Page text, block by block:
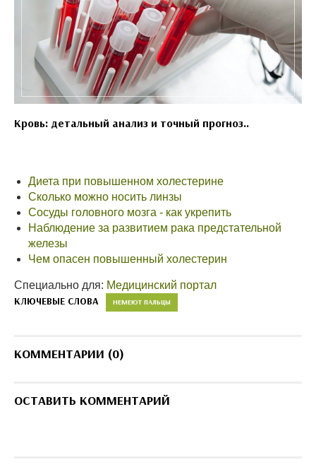
Кровь: детальный анализ и точный прогноз..
Диета при повышенном холестерине
Сколько можно носить линзы
Сосуды головного мозга - как укрепить
Наблюдение за развитием рака предстательной
железы
Чем опасен повышенный холестерин
Специально для: Медицинский портал
КЛЮЧЕВЫЕ СЛОВА НЕМЕЮТ ПАЛЬЦЫ
КОММЕНТАРИИ (0)
ОСТАВИТЬ КОММЕНТАРИЙ